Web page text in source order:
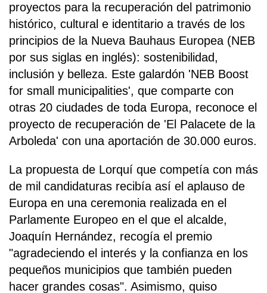
proyectos para la recuperación del patrimonio
histórico, cultural e identitario a través de los
principios de la Nueva Bauhaus Europea (NEB
por sus siglas en inglés): sostenibilidad,
inclusión y belleza. Este galardón 'NEB Boost
for small municipalities', que comparte con
otras 20 ciudades de toda Europa, reconoce el
proyecto de recuperación de 'El Palacete de la
Arboleda' con una aportación de 30.000 euros.
La propuesta de Lorquí que competía con más
de mil candidaturas recibía así el aplauso de
Europa en una ceremonia realizada en el
Parlamente Europeo en el que el alcalde,
Joaquín Hernández, recogía el premio
"agradeciendo el interés y la confianza en los
pequeños municipios que también pueden
hacer grandes cosas". Asimismo, quiso